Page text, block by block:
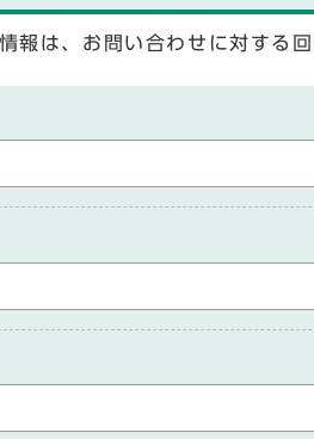
報は、お問い合わせに対する